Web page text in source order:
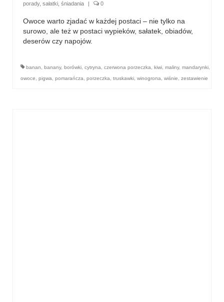
porady, sałatki śniadania | 0
Owoce warto zjadać w każdej postaci – nie tylko na
surowo, ale też w postaci wypieków, sałatek, obiadów,
deserów czy napojów.
banan banany, borówki cytryna czerwona porzeczka kiwi maliny, mandarynki
owoce
pigwa pomarańcza porzeczka truskawki winogrona wiśnie zestawienie